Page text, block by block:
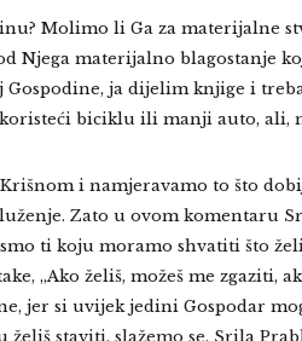
Molimo li Ga za materijalne
Njega materijalno blagostanje
Gospodine, ja dijelim knjige i
biciklu ili manji auto, ali,
i namjeravamo to što
Zato u ovom komentaru
ti koju moramo shvatiti što
„Ako želiš, možeš me zgaziti,
jer si uvijek jedini Gospodar
želiš staviti, slažemo se. Srila